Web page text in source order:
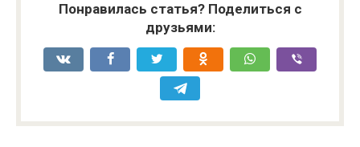
Понравилась статья? Поделиться с
друзьями: